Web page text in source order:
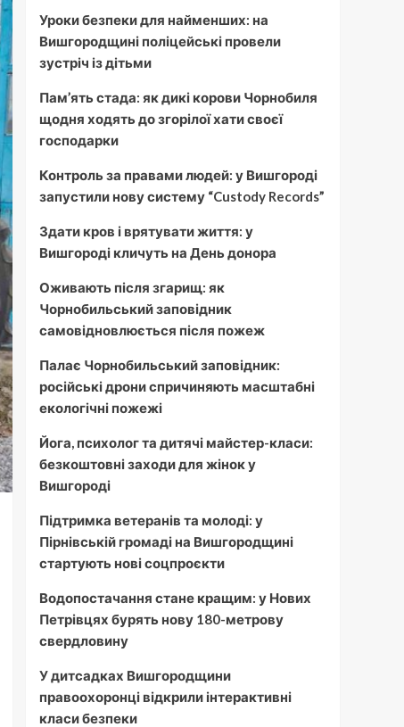
Уроки безпеки для найменших: на
Вишгородщині поліцейські провели
зустріч із дітьми
Пам’ять стада: як дикі корови Чорнобиля
щодня ходять до згорілої хати своєї
господарки
Контроль за правами людей: у Вишгороді
запустили нову систему “Custody Records”
Здати кров і врятувати життя: у
Вишгороді кличуть на День донора
Оживають після згарищ: як
Чорнобильський заповідник
самовідновлюється після пожеж
Палає Чорнобильський заповідник:
російські дрони спричиняють масштабні
екологічні пожежі
Йога, психолог та дитячі майстер-класи:
безкоштовні заходи для жінок у
Вишгороді
Підтримка ветеранів та молоді: у
Пірнівській громаді на Вишгородщині
стартують нові соцпроєкти
Водопостачання стане кращим: у Нових
Петрівцях бурять нову 180-метрову
свердловину
У дитсадках Вишгородщини
правоохоронці відкрили інтерактивні
класи безпеки